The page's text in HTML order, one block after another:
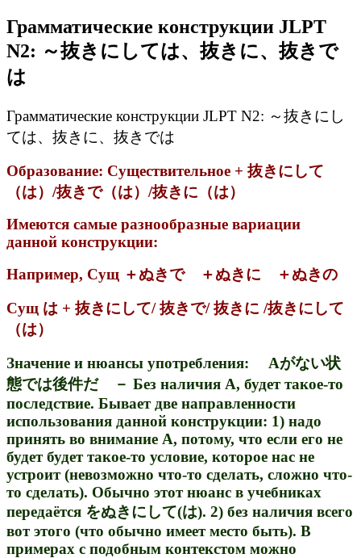
Грамматические конструкции JLPT
N2: ～抜きにしては、抜きに、抜きで
は
Грамматические конструкции JLPT N2: ～抜きにし
ては、抜きに、抜きでは
Образование: Существительное + 抜きにして
（は）/抜きで（は）/抜きに（は）
Имеются самые разнообразные вариации
данной конструкции:
Например, Сущ ＋ぬきで ＋ぬきに ＋ぬきの
Сущ は + 抜きにして/ 抜きで/ 抜きに /抜きにして
（は）
Значение и нюансы употребления: Аがない状
態では後件だ － Без наличия А, будет такое-то
последствие. Бывает две направленности
использования данной конструкции: 1) надо
принять во внимание А, потому, что если его не
будет будет такое-то условие, которое нас не
устроит (невозможно что-то сделать, сложно что-
то сделать). Обычно этот нюанс в учебниках
передаётся をぬきにして(は). 2) без наличия всего
вот этого (что обычно имеет место быть). В
примерах с подобным контекстом можно